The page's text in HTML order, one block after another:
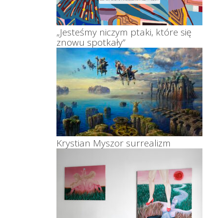
„Jesteśmy niczym ptaki, które się
znowu spotkały”
Krystian Myszor surrealizm